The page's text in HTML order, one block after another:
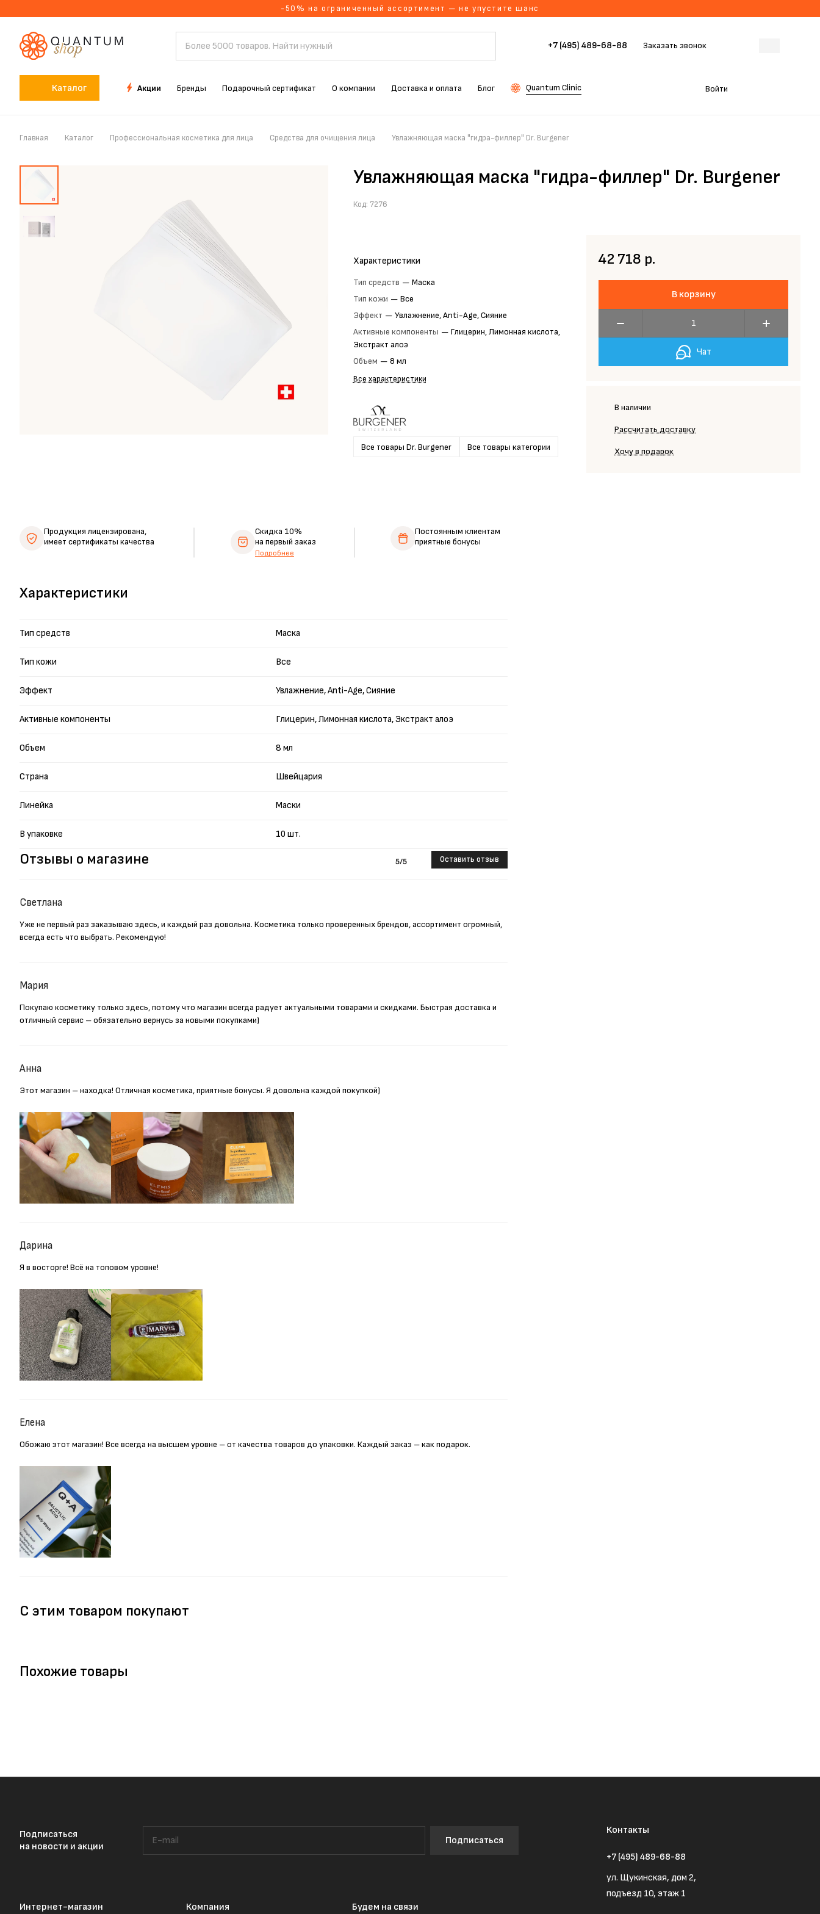
-50% на ограниченный ассортимент — не упустите шанс
+7 (495) 489-68-88 Заказать звонок
Каталог Акции Бренды Подарочный сертификат О компании Доставка и оплата Блог Quantum Clinic Войти
Главная Каталог Профессиональная косметика для лица Средства для очищения лица Увлажняющая маска "гидра-филлер" Dr. Burgener
Увлажняющая маска "гидра-филлер" Dr. Burgener
Код: 7276
Характеристики
Тип средств — Маска
Тип кожи — Все
Эффект — Увлажнение, Anti-Age, Сияние
Активные компоненты — Глицерин, Лимонная кислота,
Экстракт алоэ
Объем — 8 мл
Все характеристики
Все товары Dr. Burgener Все товары категории
42 718 р.
В корзину
Чат
В наличии
Рассчитать доставку
Хочу в подарок
Отзывы о магазине 5/5 Оставить отзыв
Светлана
Уже не первый раз заказываю здесь, и каждый раз довольна. Косметика только проверенных брендов, ассортимент огромный,
всегда есть что выбрать. Рекомендую!
Мария
Покупаю косметику только здесь, потому что магазин всегда радует актуальными товарами и скидками. Быстрая доставка и
отличный сервис – обязательно вернусь за новыми покупками)
Анна
Этот магазин – находка! Отличная косметика, приятные бонусы. Я довольна каждой покупкой)
Дарина
Я в восторге! Всё на топовом уровне!
Елена
Обожаю этот магазин! Все всегда на высшем уровне – от качества товаров до упаковки. Каждый заказ – как подарок.
Характеристики
Тип средств Маска
Тип кожи Все
Эффект Увлажнение, Anti-Age, Сияние
Активные компоненты Глицерин, Лимонная кислота, Экстракт алоэ
Объем 8 мл
Страна Швейцария
Линейка Маски
В упаковке 10 шт.
Продукция лицензирована,
имеет сертификаты качества
Скидка 10%
на первый заказ
Подробнее
Постоянным клиентам
приятные бонусы
С этим товаром покупают
Похожие товары
Подписаться
на новости и акции
Подписаться
Интернет-магазин Компания Будем на связи
Контакты
+7 (495) 489-68-88
ул. Щукинская, дом 2,
подъезд 10, этаж 1